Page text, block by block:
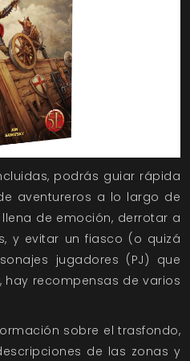
podrás guiar rápida
aventureros a lo largo de
de emoción, derrotar a
y evitar un fiasco (o quizá
jugadores (PJ) que
hay recompensas de varios
sobre el trasfondo,
de las zonas y